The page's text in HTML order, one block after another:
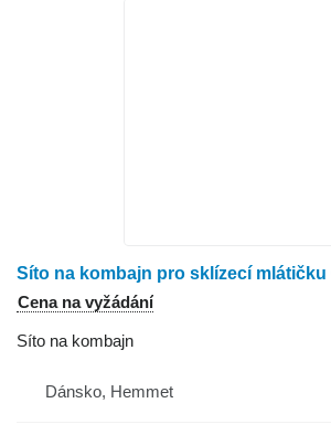
Síto na kombajn pro sklízecí mlátičku
Cena na vyžádání
Síto na kombajn
Dánsko, Hemmet